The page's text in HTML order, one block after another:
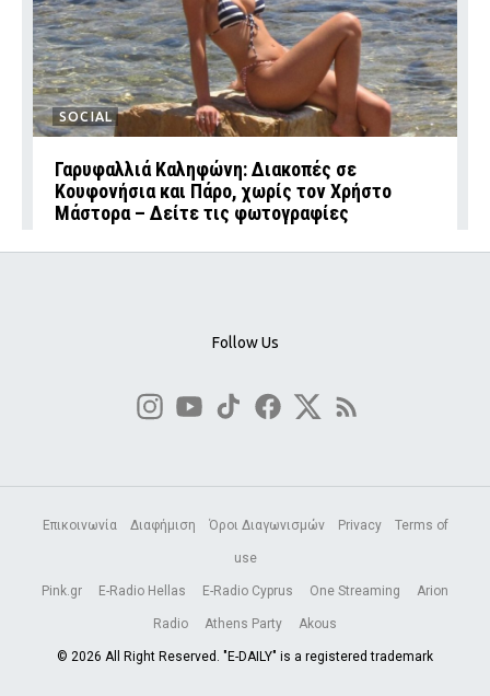
SOCIAL
Γαρυφαλλιά Καληφώνη: Διακοπές σε
Κουφονήσια και Πάρο, χωρίς τον Χρήστο
Μάστορα – Δείτε τις φωτογραφίες
Follow Us
Επικοινωνία Διαφήμιση Όροι Διαγωνισμών Privacy Terms of
use
Pink.gr E-Radio Hellas E-Radio Cyprus One Streaming Arion
Radio Athens Party Akous
© 2026 All Right Reserved. "E-DAILY" is a registered trademark